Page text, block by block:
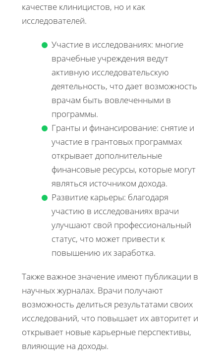
качестве клиницистов, но и как
исследователей.
Участие в исследованиях: многие
врачебные учреждения ведут
активную исследовательскую
деятельность, что дает возможность
врачам быть вовлеченными в
программы.
Гранты и финансирование: снятие и
участие в грантовых программах
открывает дополнительные
финансовые ресурсы, которые могут
являться источником дохода.
Развитие карьеры: благодаря
участию в исследованиях врачи
улучшают свой профессиональный
статус, что может привести к
повышению их заработка.
Также важное значение имеют публикации в
научных журналах. Врачи получают
возможность делиться результатами своих
исследований, что повышает их авторитет и
открывает новые карьерные перспективы,
влияющие на доходы.